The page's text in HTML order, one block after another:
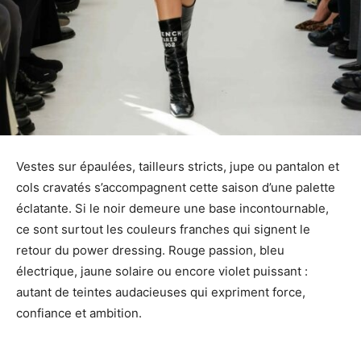
Vestes sur épaulées, tailleurs stricts, jupe ou pantalon et
cols cravatés s’accompagnent cette saison d’une palette
éclatante. Si le noir demeure une base incontournable,
ce sont surtout les couleurs franches qui signent le
retour du power dressing. Rouge passion, bleu
électrique, jaune solaire ou encore violet puissant :
autant de teintes audacieuses qui expriment force,
confiance et ambition.